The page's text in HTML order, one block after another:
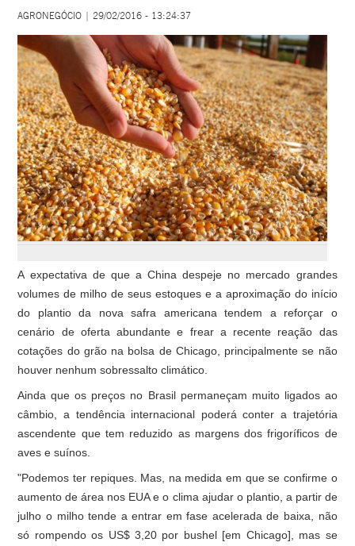
AGRONEGÓCIO | 29/02/2016 - 13:24:37
A expectativa de que a China despeje no mercado grandes
volumes de milho de seus estoques e a aproximação do início
do plantio da nova safra americana tendem a reforçar o
cenário de oferta abundante e frear a recente reação das
cotações do grão na bolsa de Chicago, principalmente se não
houver nenhum sobressalto climático.
Ainda que os preços no Brasil permaneçam muito ligados ao
câmbio, a tendência internacional poderá conter a trajetória
ascendente que tem reduzido as margens dos frigoríficos de
aves e suínos.
"Podemos ter repiques. Mas, na medida em que se confirme o
aumento de área nos EUA e o clima ajudar o plantio, a partir de
julho o milho tende a entrar em fase acelerada de baixa, não
só rompendo os US$ 3,20 por bushel [em Chicago], mas se